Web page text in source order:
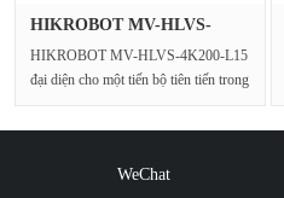
HIKROBOT MV-HLVS-
HIKROBOT MV-HLVS-4K200-L15
đại diện cho một tiến bộ tiên tiến trong
WeChat